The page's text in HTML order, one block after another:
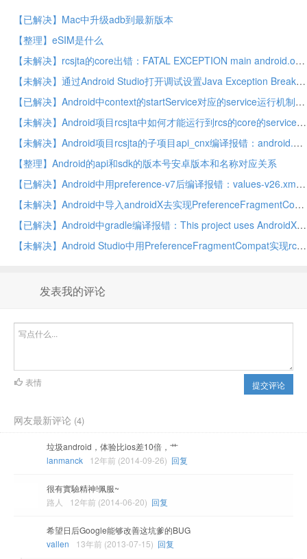
【已解决】Mac中升级adb到最新版本
【整理】eSIM是什么
【未解决】rcsjta的core出错：FATAL EXCEPTION main android.os.FileUriExposedException file exposed beyond app through Intent.getData()
【未解决】通过Android Studio打开调试设置Java Exception Breakpoints和Exception Breakpoints看看能否找到rcsjta中rcs的core的service如何启动的逻辑
【已解决】Android中context的startService对应的service运行机制
【未解决】Android项目rcsjta中如何才能运行到rcs的core的service
【未解决】Android项目rcsjta的子项目api_cnx编译报错：android.app中的ProgressDialog已过时
【整理】Android的api和sdk的版本号安卓版本和名称对应关系
【已解决】Android中用preference-v7后编译报错：values-v26.xml AAPT error resource android attr colorError not found
【未解决】Android中导入androidX去实现PreferenceFragmentCompat的rcsjta的tts的设置
【已解决】Android中gradle编译报错：This project uses AndroidX dependencies, but the android.useAndroidX property is not enabled
【未解决】Android Studio中用PreferenceFragmentCompat实现rcsjta的tts的参数设置页面
发表我的评论
提交评论
表情
网友最新评论 (4)
垃圾android，体验比ios差10倍，艹
lanmanck
12年前 (2014-09-26) 回复
很有實驗精神!佩服~
路人
12年前 (2014-06-20) 回复
希望日后Google能够改善这坑爹的BUG
vallen
13年前 (2013-07-15) 回复